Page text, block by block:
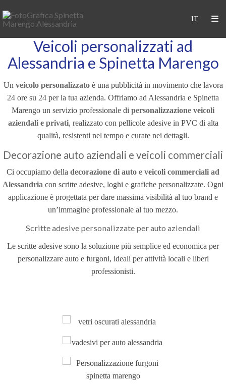
Veicoli personalizzati ad
Alessandria e Spinetta Marengo
Un veicolo personalizzatoè una pubblicità in movimento che lavora
24 ore su 24 per la tua azienda. Offriamo ad Alessandria e Spinetta
Marengo un servizio professionale di personalizzazione veicoli
aziendali e privati, realizzato con pellicole adesive in PVC di alta
qualità, resistenti nel tempo e curate nei dettagli.
Decorazione auto aziendali e veicoli commerciali
Ci occupiamo della decorazione di auto e veicoli commerciali ad
Alessandria con scritte adesive, loghi e grafiche personalizzate. Ogni
applicazione è progettata per dare massima visibilità al tuo brand e
un’immagine professionale al tuo mezzo.
Scritte adesive personalizzate per auto aziendali
Le scritte adesive sono la soluzione più semplice ed economica per
personalizzare auto e furgoni, ideali per attività locali e liberi
professionisti.